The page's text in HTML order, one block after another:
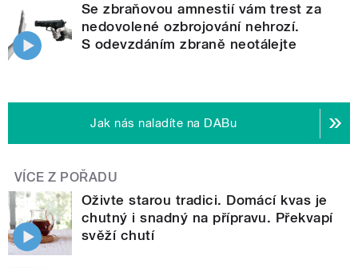
Se zbraňovou amnestií vám trest za
nedovolené ozbrojování nehrozí.
S odevzdáním zbraně neotálejte
Jak nás naladíte na DABu
VÍCE Z POŘADU
Oživte starou tradici. Domácí kvas je
chutný i snadný na přípravu. Překvapí
svěží chutí